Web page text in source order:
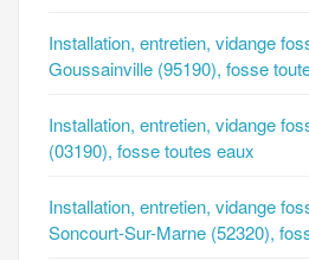
Installation, entretien, vidange
Goussainville (95190), fosse
Installation, entretien, vidange
(03190), fosse toutes eaux
Installation, entretien, vidange
Soncourt-Sur-Marne (52320),